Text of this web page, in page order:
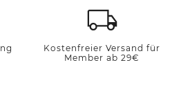
Kostenfreier Versand für
Member ab 29€